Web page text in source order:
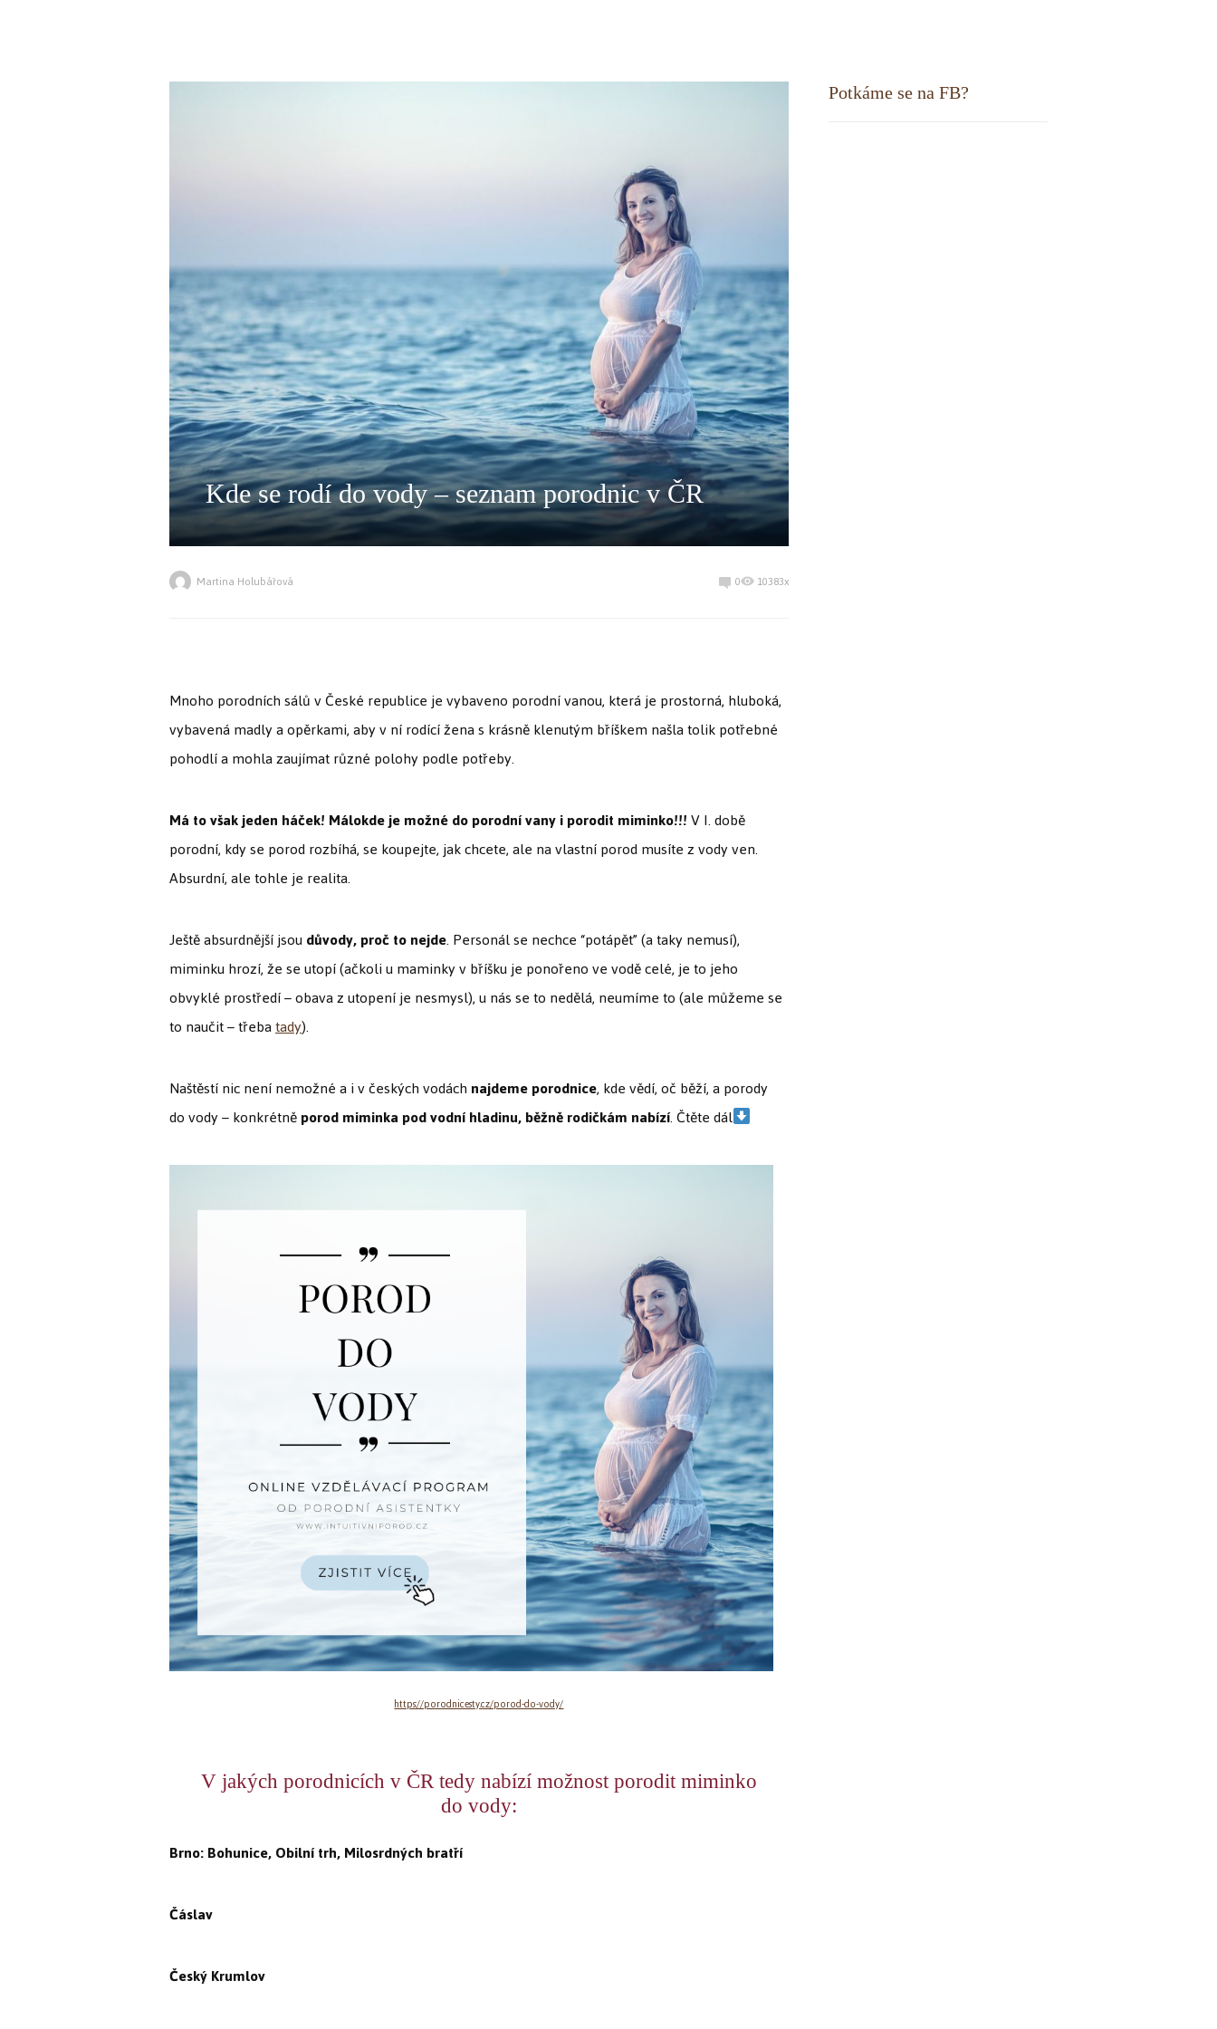
Kde se rodí do vody – seznam porodnic v ČR
Martina Holubářová 0 10383x
Mnoho porodních sálů v České republice je vybaveno porodní vanou, která je prostorná, hluboká,
vybavená madly a opěrkami, aby v ní rodící žena s krásně klenutým bříškem našla tolik potřebné
pohodlí a mohla zaujímat různé polohy podle potřeby.
Má to však jeden háček! Málokde je možné do porodní vany i porodit miminko!!!V I. době
porodní, kdy se porod rozbíhá, se koupejte, jak chcete, ale na vlastní porod musíte z vody ven.
Absurdní, ale tohle je realita.
Ještě absurdnější jsoudůvody, proč to nejde. Personál se nechce “potápět” (a taky nemusí),
miminku hrozí, že se utopí (ačkoli u maminky v bříšku je ponořeno ve vodě celé, je to jeho
obvyklé prostředí – obava z utopení je nesmysl), u nás se to nedělá, neumíme to (ale můžeme se
to naučit – třebatady).
Naštěstí nic není nemožné a i v českých vodáchnajdeme porodnice, kde vědí, oč běží, a porody
do vody – konkrétněporod miminka pod vodní hladinu, běžně rodičkám nabízí. Čtěte dál
https://porodnicesty.cz/porod-do-vody/
V jakých porodnicích v ČR tedy nabízí možnost porodit miminko
do vody:
Brno: Bohunice, Obilní trh, Milosrdných bratří
Čáslav
Český Krumlov
Potkáme se na FB?